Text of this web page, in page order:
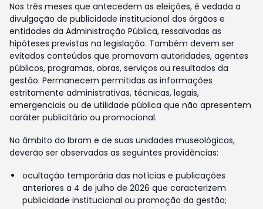
Nos três meses que antecedem as eleições, é vedada a
divulgação de publicidade institucional dos órgãos e
entidades da Administração Pública, ressalvadas as
hipóteses previstas na legislação. Também devem ser
evitados conteúdos que promovam autoridades, agentes
públicos, programas, obras, serviços ou resultados da
gestão. Permanecem permitidas as informações
estritamente administrativas, técnicas, legais,
emergenciais ou de utilidade pública que não apresentem
caráter publicitário ou promocional.
No âmbito do Ibram e de suas unidades museológicas,
deverão ser observadas as seguintes providências:
ocultação temporária das notícias e publicações
anteriores a 4 de julho de 2026 que caracterizem
publicidade institucional ou promoção da gestão;